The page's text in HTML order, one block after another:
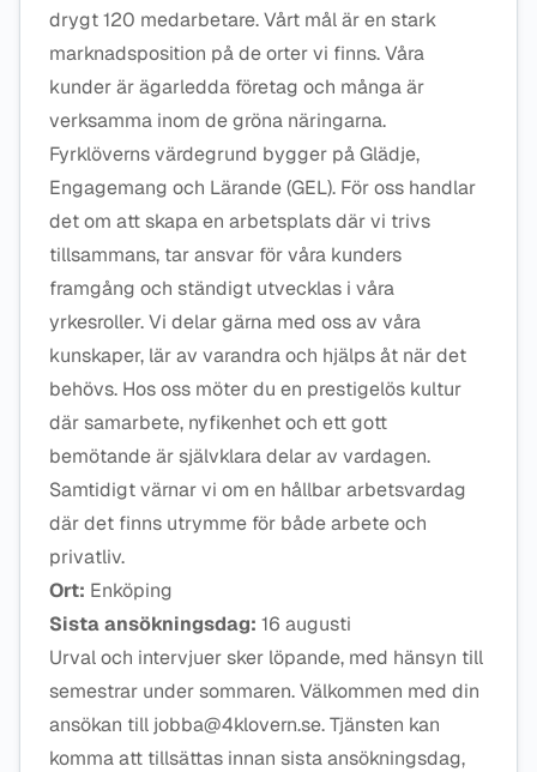
drygt 120 medarbetare. Vårt mål är en stark
marknadsposition på de orter vi finns. Våra
kunder är ägarledda företag och många är
verksamma inom de gröna näringarna.
Fyrklöverns värdegrund bygger på Glädje,
Engagemang och Lärande (GEL). För oss handlar
det om att skapa en arbetsplats där vi trivs
tillsammans, tar ansvar för våra kunders
framgång och ständigt utvecklas i våra
yrkesroller. Vi delar gärna med oss av våra
kunskaper, lär av varandra och hjälps åt när det
behövs. Hos oss möter du en prestigelös kultur
där samarbete, nyfikenhet och ett gott
bemötande är självklara delar av vardagen.
Samtidigt värnar vi om en hållbar arbetsvardag
där det finns utrymme för både arbete och
privatliv.
Ort: Enköping
Sista ansökningsdag: 16 augusti
Urval och intervjuer sker löpande, med hänsyn till
semestrar under sommaren. Välkommen med din
ansökan till jobba@4klovern.se. Tjänsten kan
komma att tillsättas innan sista ansökningsdag,